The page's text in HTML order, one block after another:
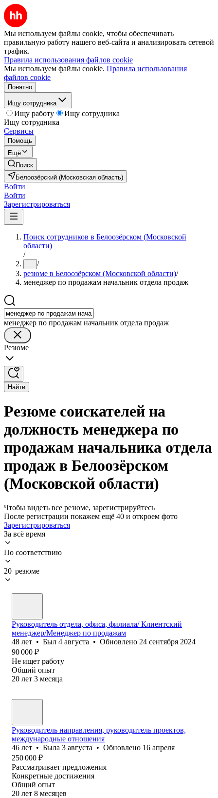
Мы используем файлы cookie, чтобы обеспечивать
правильную работу нашего веб-сайта и анализировать сетевой
трафик.
Правила использования файлов cookie
Мы используем файлы cookie. Правила использования
файлов cookie
Понятно
Ищу сотрудника
Ищу работу
Ищу сотрудника
Ищу сотрудника
Сервисы
Помощь
Ещё
Поиск
Белоозёрский (Московская область)
Войти
Войти
Зарегистрироваться
Поиск сотрудников в Белоозёрском (Московской
области)
/
... /
резюме в Белоозёрском (Московской области)/
менеджер по продажам начальник отдела продаж
менеджер по продажам начальник отдела продаж
Резюме
Найти
Резюме соискателей на
должность менеджера по
продажам начальника отдела
продаж в Белоозёрском
(Московской области)
Чтобы видеть все резюме, зарегистрируйтесь
После регистрации покажем ещё 40 и откроем фото
Зарегистрироваться
За всё время
По соответствию
20 резюме
Руководитель отдела, офиса, филиала/ Клиентский
менеджер/Менеджер по продажам
48 лет • Был 4 августа • Обновлено 24 сентября 2024
90 000 ₽
Не ищет работу
Общий опыт
20 лет 3 месяца
Руководитель направления, руководитель проектов,
международные отношения
46 лет • Была 3 августа • Обновлено 16 апреля
250 000 ₽
Рассматривает предложения
Конкретные достижения
Общий опыт
20 лет 8 месяцев